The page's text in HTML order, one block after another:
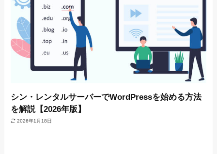
シン・レンタルサーバーでWordPressを始める方法
を解説【2026年版】
2026年1月18日